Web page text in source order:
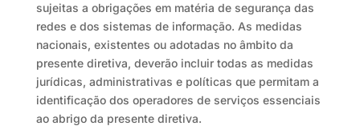
sujeitas a obrigações em matéria de segurança das
redes e dos sistemas de informação. As medidas
nacionais, existentes ou adotadas no âmbito da
presente diretiva, deverão incluir todas as medidas
jurídicas, administrativas e políticas que permitam a
identificação dos operadores de serviços essenciais
ao abrigo da presente diretiva.